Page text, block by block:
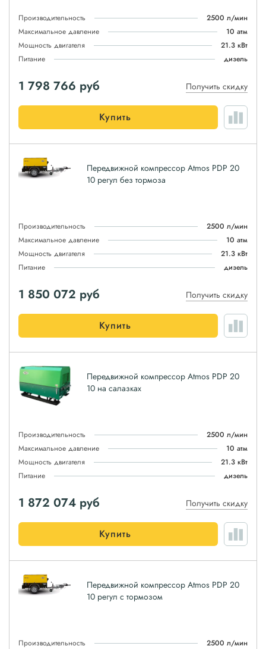
Производительность
2500 л/мин
Максимальное давление
10 атм
Мощность двигателя
21.3 кВт
Питание
дизель
1 798 766 руб Получить скидку
Купить
Передвижной компрессор Atmos PDP 20
10 регул без тормоза
Производительность
2500 л/мин
Максимальное давление
10 атм
Мощность двигателя
21.3 кВт
Питание
дизель
1 850 072 руб Получить скидку
Купить
Передвижной компрессор Atmos PDP 20
10 на салазках
Производительность
2500 л/мин
Максимальное давление
10 атм
Мощность двигателя
21.3 кВт
Питание
дизель
1 872 074 руб Получить скидку
Купить
Передвижной компрессор Atmos PDP 20
10 регул с тормозом
Производительность
2500 л/мин